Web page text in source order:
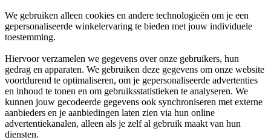
We gebruiken alleen cookies en andere technologieën om je een
gepersonaliseerde winkelervaring te bieden met jouw individuele
toestemming.
Hiervoor verzamelen we gegevens over onze gebruikers, hun
gedrag en apparaten. We gebruiken deze gegevens om onze website
voortdurend te optimaliseren, om je gepersonaliseerde advertenties
en inhoud te tonen en om gebruiksstatistieken te analyseren. We
kunnen jouw gecodeerde gegevens ook synchroniseren met externe
aanbieders en je aanbiedingen laten zien via hun online
advertentiekanalen, alleen als je zelf al gebruik maakt van hun
diensten.